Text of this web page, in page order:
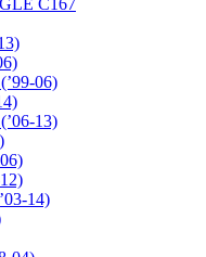
06)
13)
14)